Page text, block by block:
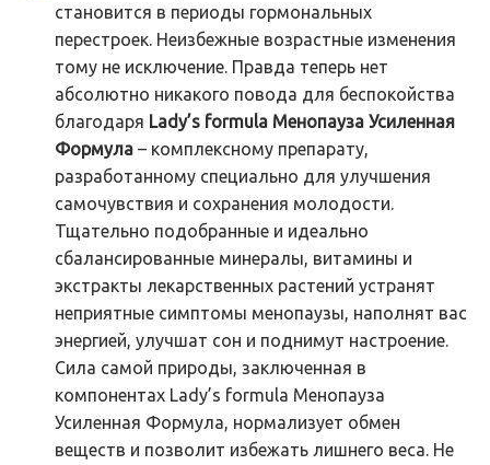
становится в периоды гормональных
перестроек. Неизбежные возрастные изменения
тому не исключение. Правда теперь нет
абсолютно никакого повода для беспокойства
благодаря Lady’s formula Менопауза Усиленная
Формула – комплексному препарату,
разработанному специально для улучшения
самочувствия и сохранения молодости.
Тщательно подобранные и идеально
сбалансированные минералы, витамины и
экстракты лекарственных растений устранят
неприятные симптомы менопаузы, наполнят вас
энергией, улучшат сон и поднимут настроение.
Сила самой природы, заключенная в
компонентах Lady’s formula Менопауза
Усиленная Формула, нормализует обмен
веществ и позволит избежать лишнего веса. Не